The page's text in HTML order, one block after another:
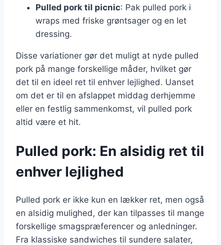
Pulled pork til picnic: Pak pulled pork i
wraps med friske grøntsager og en let
dressing.
Disse variationer gør det muligt at nyde pulled
pork på mange forskellige måder, hvilket gør
det til en ideel ret til enhver lejlighed. Uanset
om det er til en afslappet middag derhjemme
eller en festlig sammenkomst, vil pulled pork
altid være et hit.
Pulled pork: En alsidig ret til
enhver lejlighed
Pulled pork er ikke kun en lækker ret, men også
en alsidig mulighed, der kan tilpasses til mange
forskellige smagspræferencer og anledninger.
Fra klassiske sandwiches til sundere salater,